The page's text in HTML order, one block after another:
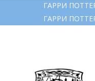
ГАРРИ
ГАРРИ